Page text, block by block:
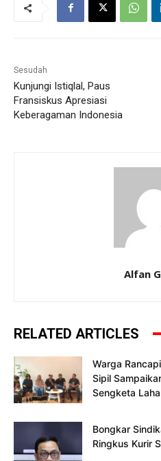
Sesudah
Kunjungi Istiqlal, Paus
Fransiskus Apresiasi
Keberagaman Indonesia
Alfan
RELATED ARTICLES
Warga
Sipil
Sengketa
Bongkar
Ringkus Kurir